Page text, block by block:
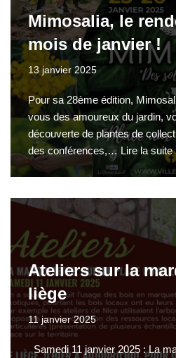
Mimosalia, le
mois de janvier !
13 janvier 2025
Pour sa 28ème édition,
vous des amoureux du jardin,
découverte de plantes de
des conférences,… Lire la suite
Ateliers sur la
liège
11 janvier 2025
Samedi 11 janvier 2025 : La